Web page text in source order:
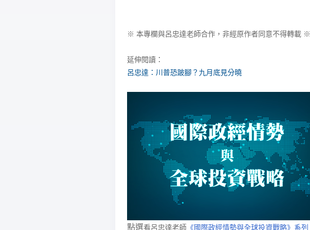
※ 本專欄與呂忠達老師合作，非經原作者同意不得轉載 ※
延伸閱讀：
呂忠達：川普恐跛腳？九月底見分曉
點選看呂忠達老師 《國際政經情勢與全球投資戰略》系列